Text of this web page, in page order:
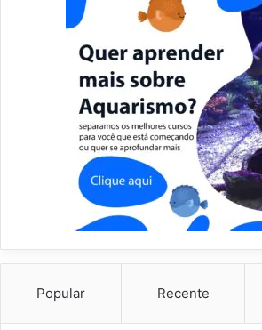
Popular Recente